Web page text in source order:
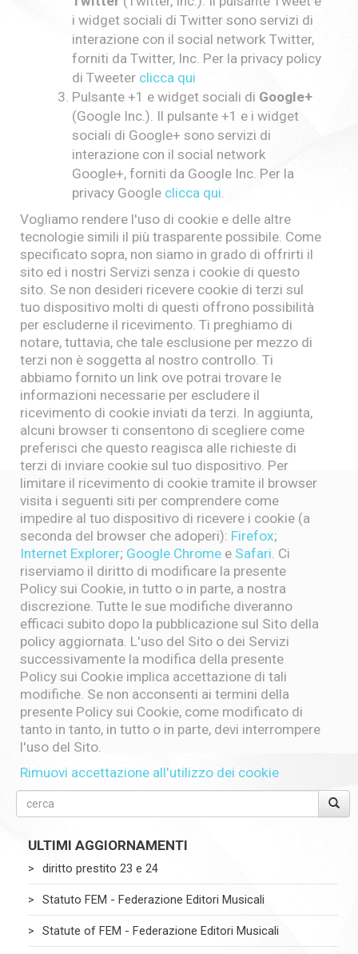
i widget sociali di Twitter sono servizi di
interazione con il social network Twitter,
forniti da Twitter, Inc. Per la privacy policy
di Tweeter clicca qui
Pulsante +1 e widget sociali di Google+
(Google Inc.). Il pulsante +1 e i widget
sociali di Google+ sono servizi di
interazione con il social network
Google+, forniti da Google Inc. Per la
privacy Google clicca qui.
Vogliamo rendere l'uso di cookie e delle altre
tecnologie simili il più trasparente possibile. Come
specificato sopra, non siamo in grado di offrirti il
sito ed i nostri Servizi senza i cookie di questo
sito. Se non desideri ricevere cookie di terzi sul
tuo dispositivo molti di questi offrono possibilità
per escluderne il ricevimento. Ti preghiamo di
notare, tuttavia, che tale esclusione per mezzo di
terzi non è soggetta al nostro controllo. Ti
abbiamo fornito un link ove potrai trovare le
informazioni necessarie per escludere il
ricevimento di cookie inviati da terzi. In aggiunta,
alcuni browser ti consentono di scegliere come
preferisci che questo reagisca alle richieste di
terzi di inviare cookie sul tuo dispositivo. Per
limitare il ricevimento di cookie tramite il browser
visita i seguenti siti per comprendere come
impedire al tuo dispositivo di ricevere i cookie (a
seconda del browser che adoperi): Firefox;
Internet Explorer; Google Chrome e Safari. Ci
riserviamo il diritto di modificare la presente
Policy sui Cookie, in tutto o in parte, a nostra
discrezione. Tutte le sue modifiche diveranno
efficaci subito dopo la pubblicazione sul Sito della
policy aggiornata. L'uso del Sito o dei Servizi
successivamente la modifica della presente
Policy sui Cookie implica accettazione di tali
modifiche. Se non acconsenti ai termini della
presente Policy sui Cookie, come modificato di
tanto in tanto, in tutto o in parte, devi interrompere
l'uso del Sito.
Rimuovi accettazione all'utilizzo dei cookie
ULTIMI AGGIORNAMENTI
diritto prestito 23 e 24
Statuto FEM - Federazione Editori Musicali
Statute of FEM - Federazione Editori Musicali